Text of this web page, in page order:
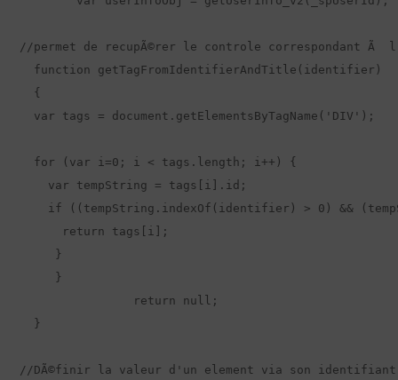
//permet de recupÃ©rer le controle correspondant
  function getTagFromIdentifierAndTitle(identifier)
  {
  var tags = document.getElementsByTagName('DIV');
  for (var i=0; i < tags.length; i++) {
    var tempString = tags[i].id;
if ((tempString.indexOf(identifier) > 0) &&
      return tags[i];
     }
     }
  }
//DÃ©finir la valeur d'un element via son